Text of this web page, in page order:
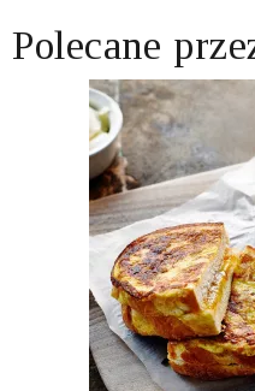
Polecane